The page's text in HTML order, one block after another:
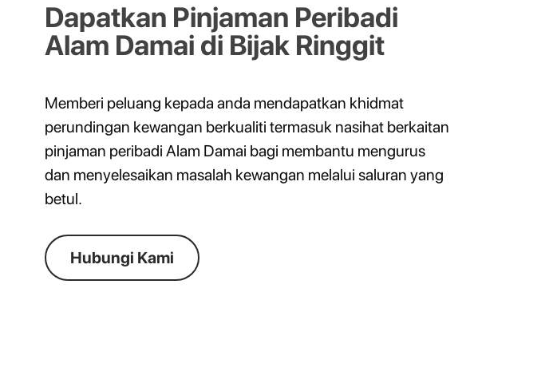
Dapatkan Pinjaman Peribadi
Alam Damai di Bijak Ringgit
Memberi peluang kepada anda mendapatkan khidmat
perundingan kewangan berkualiti termasuk nasihat berkaitan
pinjaman peribadi Alam Damai bagi membantu mengurus
dan menyelesaikan masalah kewangan melalui saluran yang
betul.
Hubungi Kami